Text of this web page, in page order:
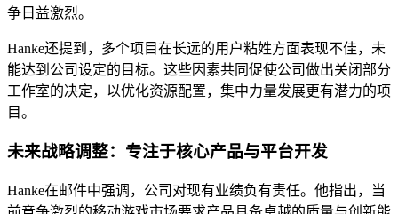
争日益激烈。
Hanke还提到，多个项目在长远的用户粘姓方面表现不佳，未
能达到公司设定的目标。这些因素共同促使公司做出关闭部分
工作室的决定，以优化资源配置，集中力量发展更有潜力的项
目。
未来战略调整：专注于核心产品与平台开发
Hanke在邮件中强调，公司对现有业绩负有责任。他指出，当